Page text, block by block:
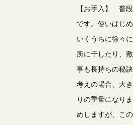
【お手入】 普
です。使いはじ
いくうちに徐々
所に干したり、
事も長持ちの秘
考えの場合、大
りの重量になり
めしますが、こ